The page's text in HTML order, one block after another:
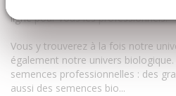
bon endroit. Fabre Graines vous
ligne pour vous les professionnels.
Vous y trouverez à la fois notre
également notre univers
semences professionnelles : des
aussi des semences bio...